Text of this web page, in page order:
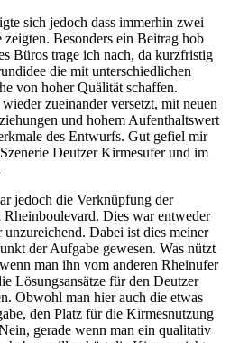
sich jedoch dass immerhin zwei
Besonders ein Beitrag hob
Büros trage ich nach, da kurzfristig
die mit unterschiedlichen
von hoher Quälität schaffen.
zueinander versetzt, mit neuen
und hohem Aufenthaltswert
des Entwurfs. Gut gefiel mir
Deutzer Kirmesufer und im
jedoch die Verknüpfung der
Dies war entweder
Dabei ist dies meiner
der Aufgabe gewesen. Was nützt
man ihn vom anderen Rheinufer
Lösungsansätze für den Deutzer
Obwohl man hier auch die etwas
den Platz für die Kirmesnutzung
gerade wenn man ein qualitativ